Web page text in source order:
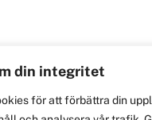
din integritet
för att förbättra din